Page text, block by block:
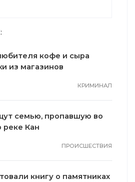
кофе и сыра
из магазинов
КРИМИНАЛ
семью, пропавшую во
реке Кан
ПРОИСШЕСТВИЯ
книгу о памятниках